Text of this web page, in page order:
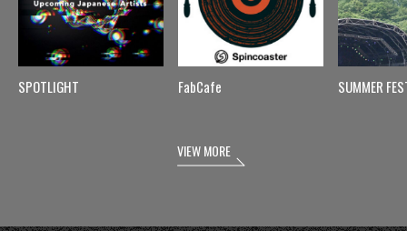
SPOTLIGHT FabCafe SUMMER
VIEW MORE